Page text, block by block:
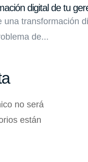
digital de tu
una transformación
de...
no será
están